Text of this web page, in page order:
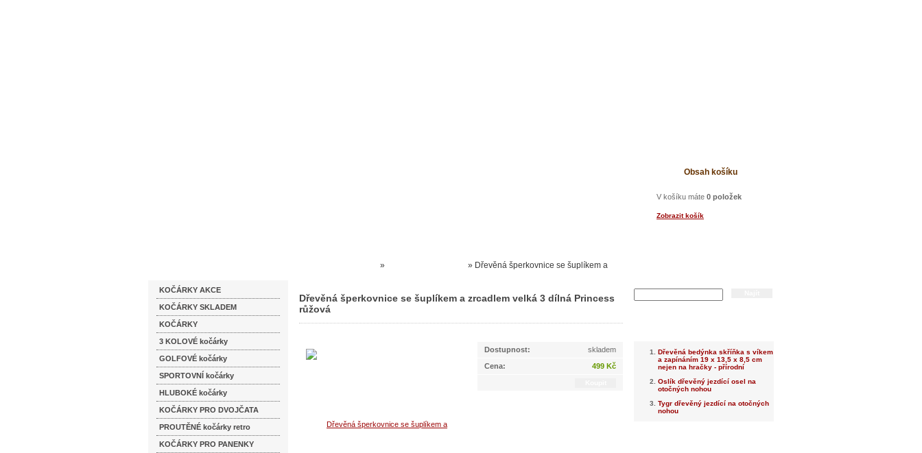
Obsah košíku
V košíku máte 0 položek
Zobrazit košík
KOČÁRKY AKCE
KOČÁRKY SKLADEM
KOČÁRKY
3 KOLOVÉ kočárky
GOLFOVÉ kočárky
SPORTOVNÍ kočárky
HLUBOKÉ kočárky
KOČÁRKY PRO DVOJČATA
PROUTĚNÉ kočárky retro
KOČÁRKY PRO PANENKY
» » Dřevěná šperkovnice se šuplíkem a
zrcadlem velká 3 dílná Princess růžová
Dřevěná šperkovnice se šuplíkem a zrcadlem velká 3 dílná Princess
růžová
Dostupnost:
skladem
Cena:
499 Kč
Dřevěná bedýnka skříňka s víkem
a zapínáním 19 x 13,5 x 8,5 cm
nejen na hračky - přírodní
Oslík dřevěný jezdící osel na
otočných nohou
Tygr dřevěný jezdící na otočných
nohou